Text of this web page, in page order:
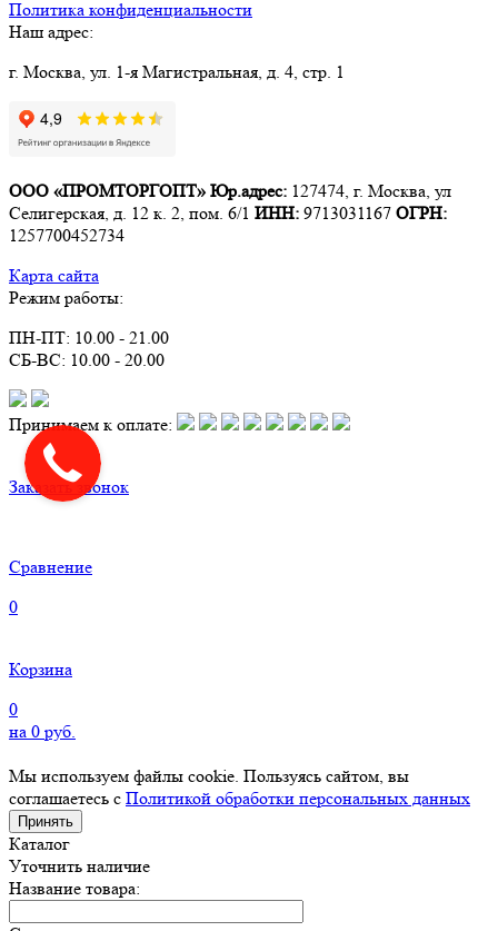
Политика конфиденциальности
Наш адрес:
г. Москва, ул. 1-я Магистральная, д. 4, стр. 1
ООО «ПРОМТОРГОПТ» Юр.адрес: 127474, г. Москва, ул
Селигерская, д. 12 к. 2, пом. 6/1 ИНН: 9713031167 ОГРН:
1257700452734
Карта сайта
Режим работы:
ПН-ПТ: 10.00 - 21.00
СБ-ВС: 10.00 - 20.00
Принимаем к оплате:
Заказать звонок
Сравнение
0
Корзина
0
на 0 руб.
Мы используем файлы cookie. Пользуясь сайтом, вы
соглашаетесь с Политикой обработки персональных данных
Принять
Каталог
Уточнить наличие
Название товара: